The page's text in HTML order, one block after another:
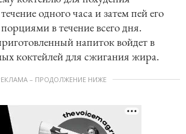
одного часа и затем пей его
в течение всего дня.
напиток войдет в
коктейлей для сжигания жира.
– ПРОДОЛЖЕНИЕ НИЖЕ